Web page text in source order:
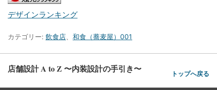
デザインランキング
カテゴリー: 飲食店 和食（蕎麦屋）001
店舗設計 A to Z 〜内装設計の手引き〜 トップへ戻る